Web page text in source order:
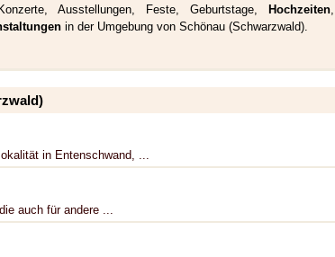
Ausstellungen, Feste, Geburtstage,
Hochzeiten,
in der Umgebung von Schönau (Schwarzwald).
in Entenschwand, ...
auch für andere ...